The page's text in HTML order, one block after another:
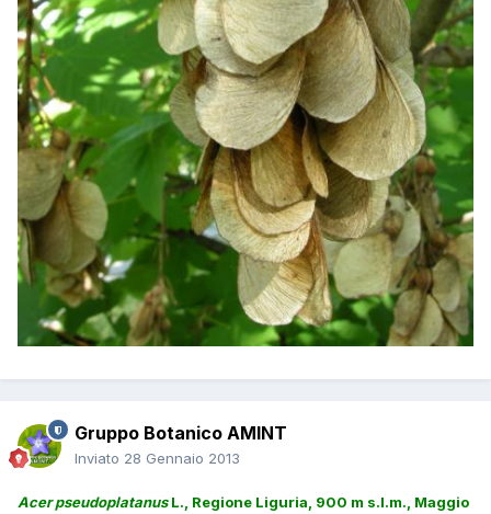
Gruppo Botanico AMINT
Inviato 28 Gennaio 2013
Acer pseudoplatanusL., Regione Liguria, 900 m s.l.m., Maggio